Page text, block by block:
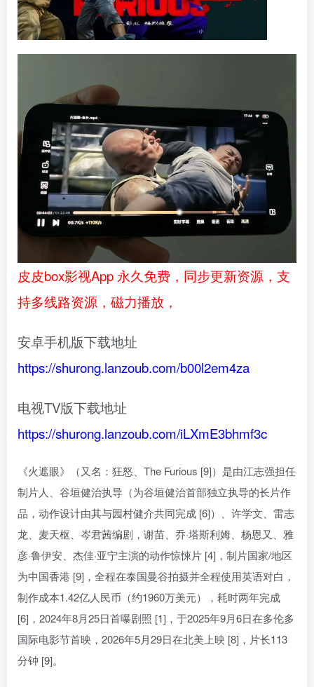
皮皮box影视App 永久免费，同步更新资源，支
持多线路资源，磁力播放，
安卓手机版下载地址
https://shurong.lanzoub.com/b00l2em4za
电视TV版下载地址
https://shurong.lanzoub.com/iLXmE3bhmf3c
《火遮眼》（又名：狂怒、The Furious [9]）是由江志强担任
制片人、谷垣健治执导（为谷垣健治首部独立执导的长片作
品，动作设计由其与园村健介共同完成 [6]）、许学文、雷志
龙、麦天枢、岑君茜编剧，谢苗、乔·塔斯利姆、杨恩又、雅
彦·鲁伊安、杰佳·亚宁主演的动作惊悚片 [4]，制片国家/地区
为中国香港 [9]，全程在泰国曼谷拍摄并全程使用英语对白，
制作成本1.42亿人民币（约1960万美元），耗时两年完成
[6]，2024年8月25日首曝剧照 [1]，于2025年9月6日在多伦多
国际电影节首映，2026年5月29日在北美上映 [8]，片长113
分钟 [9]。